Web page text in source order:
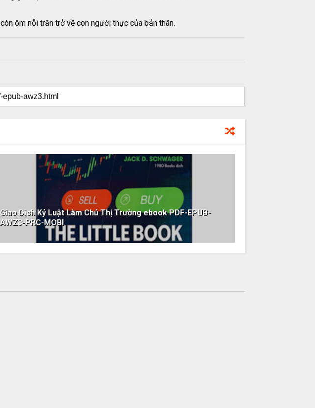
ôm nỗi trăn trở về con người thực của bản thân.
Giao Dịch Kỷ Luật Làm Chủ Thị Trường ebook PDF-EPUB-
AWZ3-PRC-MOBI